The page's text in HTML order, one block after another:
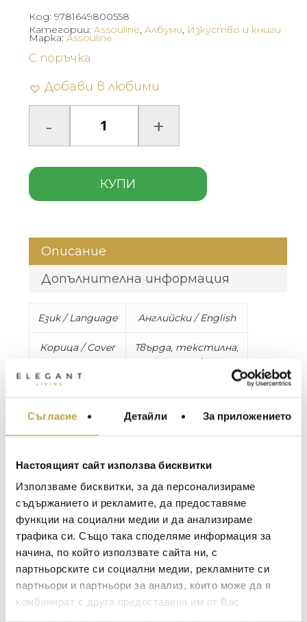
Съгласие Детайли За приложението
Настоящият сайт използва бисквитки
Използваме бисквитки, за да персонализираме
съдържанието и рекламите, да предоставяме
функции на социални медии и да анализираме
трафика си. Също така споделяме информация за
начина, по който използвате сайта ни, с
партньорските си социални медии, рекламните си
партньори и партньори за анализ, които може да я
комбинират с друга предоставена им от Вас
Код: 9781649800558
Категории: Assouline, Албуми, Изкуство и книги
С поръчка
Добави в любими
КУПИ
Марка: Assouline
Описание
Допълнителна информация
Език / Language Английски / English
Корица / Cover
Твърда, текстилна,
в кутия / Silk
Страници /
Pages
218 страници, над
illustrations
Dimensions
cm, 3.2 kg
Discover the captivating story of At-Turaif and
This ancient town evolved from a traditional
human settlement to a thriving national capital,
thanks to its strategic location on key trade
МЕБЕЛИ ЗА ДОМА И
ЗА МАСАТА
ТЕКСТИЛ ЗА ДОМА
АРОМАТИ ЗА ДОМА
ИЗКУСТВО И КНИГИ
ВИСОК КЛАС
BACCARAT
TOM DIXON
MICHAEL ARAM
ASSOULINE
SELETTI